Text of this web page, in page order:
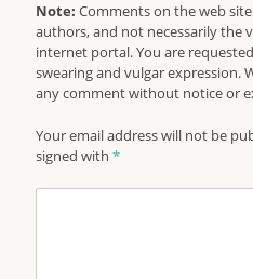
Note: Comments on the web
authors, and not necessarily the
internet portal. You are
swearing and vulgar expression.
any comment without notice or
Your email address will not be
signed with*